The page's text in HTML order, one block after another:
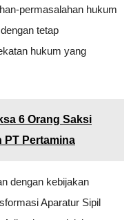
permasalahan hukum
tetap
hukum yang
6 Orang Saksi
PT Pertamina
dengan kebijakan
Aparatur Sipil